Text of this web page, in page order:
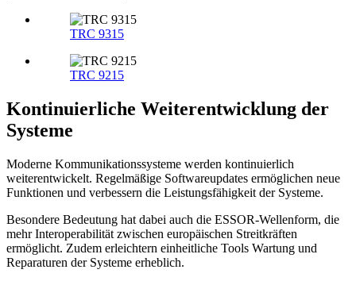
TRC 9315
TRC 9215
Kontinuierliche Weiterentwicklung der
Systeme
Moderne Kommunikationssysteme werden kontinuierlich
weiterentwickelt. Regelmäßige Softwareupdates ermöglichen neue
Funktionen und verbessern die Leistungsfähigkeit der Systeme.
Besondere Bedeutung hat dabei auch die ESSOR-Wellenform, die
mehr Interoperabilität zwischen europäischen Streitkräften
ermöglicht. Zudem erleichtern einheitliche Tools Wartung und
Reparaturen der Systeme erheblich.